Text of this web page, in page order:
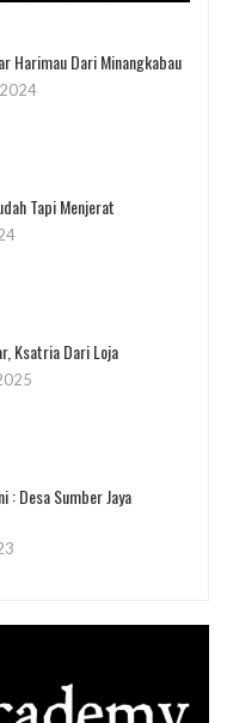
Harimau Dari Minangkabau
Tapi Menjerat
Ksatria Dari Loja
: Desa Sumber Jaya